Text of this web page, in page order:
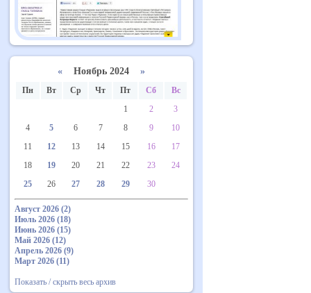
« Ноябрь 2024 »
Пн Вт Ср Чт Пт Сб
Вс
1
2
3
4
5 6 7 8 9
10
11
12 13 14 15 16
17
18
19 20 21 22 23
24
25
26 27 28 29 30
Август 2026 (2)
Июль 2026 (18)
Июнь 2026 (15)
Май 2026 (12)
Апрель 2026 (9)
Март 2026 (11)
Показать / скрыть весь архив